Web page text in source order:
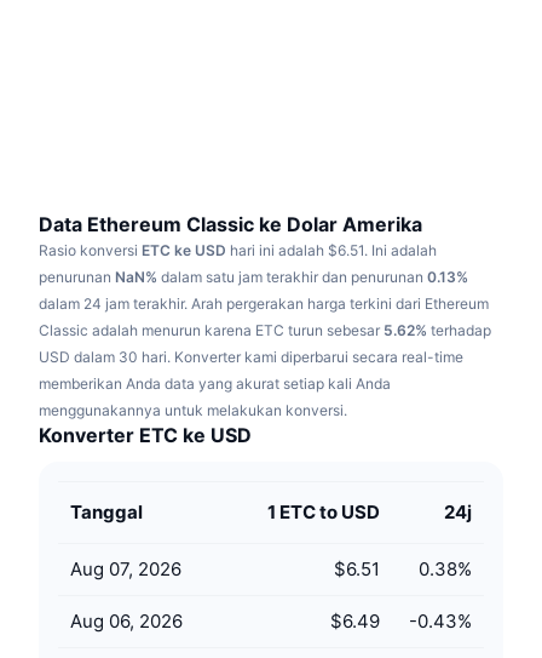
Olahraga
Keuangan
NFT
Statistik NFT Keseluruhan
Penjualan Mendatang
RSI
MACD
Derivatif
Likuidasi
Tingkat Pendanaan
Riset
Video
Glosarium
Kampanye
Hadiah Berlian
Belajar & Dapatkan
Data Ethereum Classic ke Dolar Amerika
Rasio konversi ETC ke USD hari ini adalah $6.51. Ini adalah
penurunan NaN% dalam satu jam terakhir dan penurunan 0.13%
dalam 24 jam terakhir. Arah pergerakan harga terkini dari Ethereum
Classic adalah menurun karena ETC turun sebesar 5.62% terhadap
USD dalam 30 hari. Konverter kami diperbarui secara real-time
memberikan Anda data yang akurat setiap kali Anda
menggunakannya untuk melakukan konversi.
Konverter ETC ke USD
Tanggal 1 ETC to USD 24j
Aug 07, 2026 $6.51 0.38%
Aug 06, 2026 $6.49 -0.43%